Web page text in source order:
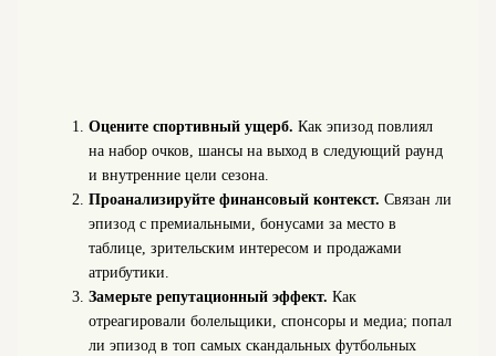
Оцените спортивный ущерб. Как эпизод повлиял
на набор очков, шансы на выход в следующий раунд
и внутренние цели сезона.
Проанализируйте финансовый контекст. Связан ли
эпизод с премиальными, бонусами за место в
таблице, зрительским интересом и продажами
атрибутики.
Замерьте репутационный эффект. Как
отреагировали болельщики, спонсоры и медиа; попал
ли эпизод в топ самых скандальных футбольных